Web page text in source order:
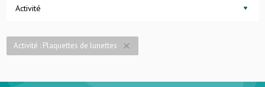
Activité
Activité : Plaquettes de lunettes close